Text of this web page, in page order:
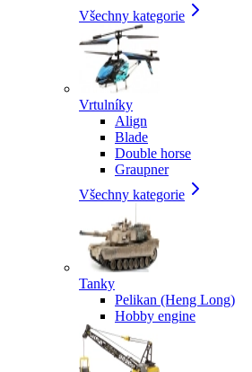
Všechny kategorie
Vrtulníky
Align
Blade
Double horse
Graupner
Všechny kategorie
Tanky
Pelikan (Heng Long)
Hobby engine